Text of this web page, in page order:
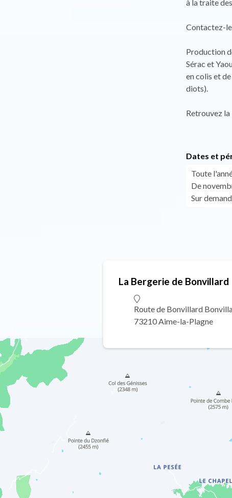
à la traite
Contactez-
Production
Sérac et
en colis et
diots).
Retrouvez
Dates et
Toute
De
Sur
La Bergerie de Bonvillard
Route de Bonvillard
73210 Aime-la-Plagne